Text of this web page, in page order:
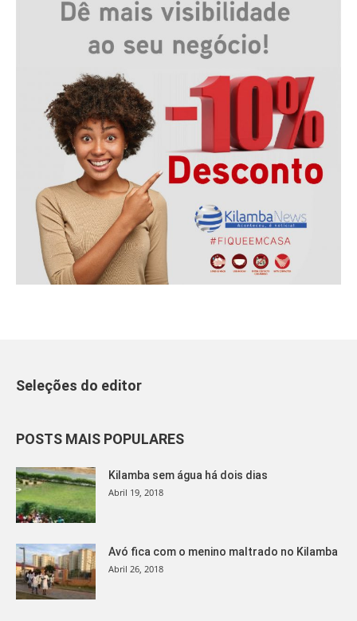
Seleções do editor
POSTS MAIS POPULARES
Kilamba sem água há dois dias
Abril 19, 2018
Avó fica com o menino maltrado no Kilamba
Abril 26, 2018